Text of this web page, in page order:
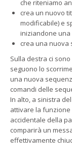
che riteniamo
crea un nuovo
modificabile) e
iniziandone una
crea una nuova
Sulla destra ci
seguono lo
una nuova
comandi delle
In alto, a sinistra
attivare la funzione
accidentale della
comparirà un
effettivamente